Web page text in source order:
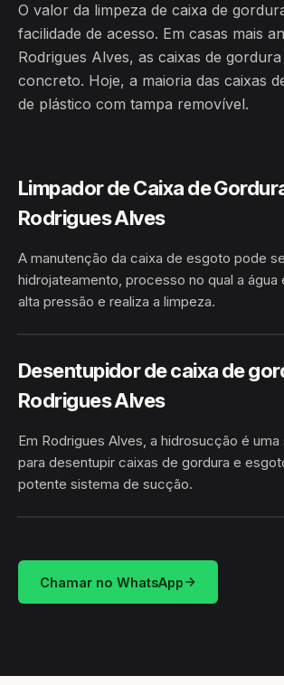
O valor da limpeza de caixa de
facilidade de acesso. Em casas mais
Rodrigues Alves, as caixas de
concreto. Hoje, a maioria das caixas
de plástico com tampa removível.
Limpador de Caixa de
Rodrigues Alves
A manutenção da caixa de esgoto pode
hidrojateamento, processo no qual a água
alta pressão e realiza a limpeza.
HIDROJATEAMENTO
Desentupidor de caixa de
Rodrigues Alves
Em Rodrigues Alves, a hidrosucção é
para desentupir caixas de gordura e
potente sistema de sucção.
HIDROSUCÇÃO
Chamar no WhatsApp